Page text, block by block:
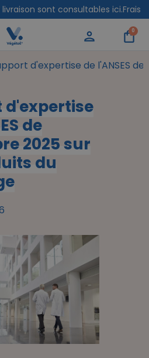
cookiessont consultables ici.Frais
person shopping_bag
0
d'expertise de l'ANSES
d'expertise
de
2025 sur
du